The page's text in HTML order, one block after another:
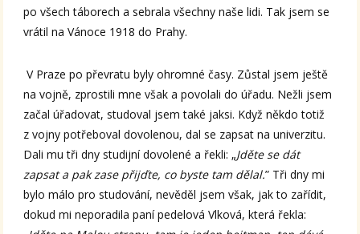
po všech táborech a sebrala všechny naše lidi. Tak jsem se
vrátil na Vánoce 1918 do Prahy.
V Praze po převratu byly ohromné časy. Zůstal jsem ještě
na vojně, zprostili mne však a povolali do úřadu. Nežli jsem
začal úřadovat, studoval jsem také jaksi. Když někdo totiž
z vojny potřeboval dovolenou, dal se zapsat na univerzitu.
Dali mu tři dny studijní dovolené a řekli: „Jděte se dát
zapsat a pak zase přijďte, co byste tam dělal.” Tři dny mi
bylo málo pro studování, nevěděl jsem však, jak to zařídit,
dokud mi neporadila paní pedelová Vlková, která řekla: